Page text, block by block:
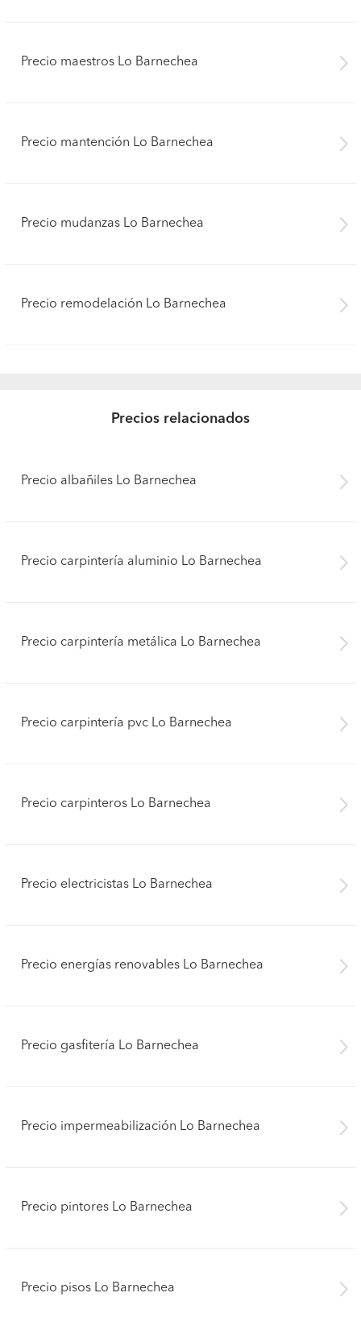
Precio maestros Lo Barnechea
Precio mantención Lo Barnechea
Precio mudanzas Lo Barnechea
Precio remodelación Lo Barnechea
Precios relacionados
Precio albañiles Lo Barnechea
Precio carpintería aluminio Lo Barnechea
Precio carpintería metálica Lo Barnechea
Precio carpintería pvc Lo Barnechea
Precio carpinteros Lo Barnechea
Precio electricistas Lo Barnechea
Precio energías renovables Lo Barnechea
Precio gasfitería Lo Barnechea
Precio impermeabilización Lo Barnechea
Precio pintores Lo Barnechea
Precio pisos Lo Barnechea